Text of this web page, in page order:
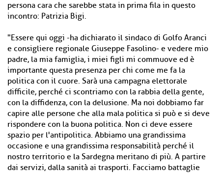
persona cara che sarebbe stata in prima fila in questo
incontro: Patrizia Bigi.
"Essere qui oggi -ha dichiarato il sindaco di Golfo Aranci
e consigliere regionale Giuseppe Fasolino- e vedere mio
padre, la mia famiglia, i miei figli mi commuove ed è
importante questa presenza per chi come me fa la
politica con il cuore. Sarà una campagna elettorale
difficile, perché ci scontriamo con la rabbia della gente,
con la diffidenza, con la delusione. Ma noi dobbiamo far
capire alle persone che alla mala politica si può e si deve
rispondere con la buona politica. Non ci deve essere
spazio per l'antipolitica. Abbiamo una grandissima
occasione e una grandissima responsabilità perché il
nostro territorio e la Sardegna meritano di più. A partire
dai servizi, dalla sanità ai trasporti. Facciamo battaglie